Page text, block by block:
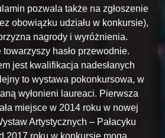
pozwala także na zgłoszenie
obowiązku udziału w konkursie),
nagrody i wyróżnienia.
hasło przewodnie.
jest kwalifikacja nadesłanych
to wystawa pokonkursowa, w
wyłonieni laureaci. Pierwsza
miejsce w 2014 roku w nowej
Artystycznych – Pałacyku
2017 roku w konkursie mogą